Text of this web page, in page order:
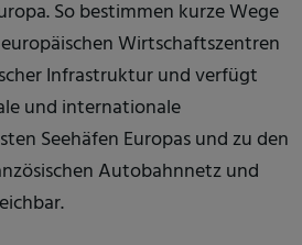
So bestimmen kurze Wege
Wirtschaftszentren
Infrastruktur und verfügt
und internationale
Seehäfen Europas und zu den
Autobahnnetz und